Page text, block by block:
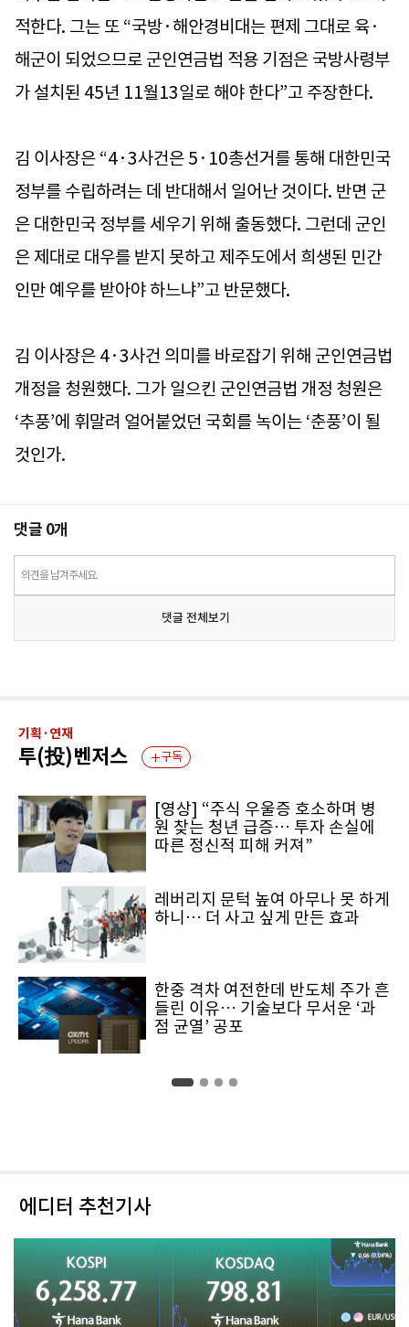
적한다. 그는 또 “국방·해안경비대는 편제 그대로 육·
해군이 되었으므로 군인연금법 적용 기점은 국방사령부
가 설치된 45년 11월13일로 해야 한다”고 주장한다.
김 이사장은 “4·3사건은 5·10총선거를 통해 대한민국
정부를 수립하려는 데 반대해서 일어난 것이다. 반면 군
은 대한민국 정부를 세우기 위해 출동했다. 그런데 군인
은 제대로 대우를 받지 못하고 제주도에서 희생된 민간
인만 예우를 받아야 하느냐”고 반문했다.
김 이사장은 4·3사건 의미를 바로잡기 위해 군인연금법
개정을 청원했다. 그가 일으킨 군인연금법 개정 청원은
‘추풍’에 휘말려 얼어붙었던 국회를 녹이는 ‘춘풍’이 될
것인가.
댓글 0개
의견을 남겨주세요.
댓글 전체보기
기획·연재
투(投)벤저스 구독
[영상] “주식 우울증 호소하며 병
원 찾는 청년 급증… 투자 손실에
따른 정신적 피해 커져”
레버리지 문턱 높여 아무나 못 하게
하니… 더 사고 싶게 만든 효과
한중 격차 여전한데 반도체 주가 흔
들린 이유… 기술보다 무서운 ‘과
점 균열’ 공포
에디터 추천기사